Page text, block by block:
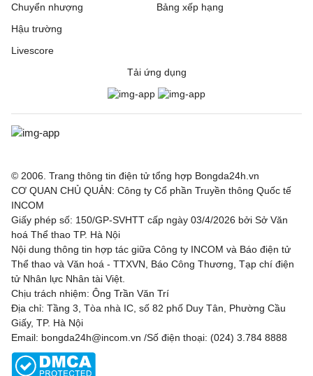
Chuyển nhượng
Hậu trường
Livescore
Bảng xếp hạng
Tải ứng dụng
© 2006. Trang thông tin điện tử tổng hợp Bongda24h.vn
CƠ QUAN CHỦ QUẢN: Công ty Cổ phần Truyền thông Quốc tế
INCOM
Giấy phép số: 150/GP-SVHTT cấp ngày 03/4/2026 bởi Sở Văn
hoá Thể thao TP. Hà Nội
Nội dung thông tin hợp tác giữa Công ty INCOM và Báo điện tử
Thể thao và Văn hoá - TTXVN, Báo Công Thương, Tạp chí điện
tử Nhân lực Nhân tài Việt.
Chịu trách nhiệm: Ông Trần Văn Trí
Địa chỉ: Tầng 3, Tòa nhà IC, số 82 phố Duy Tân, Phường Cầu
Giấy, TP. Hà Nội
Email: bongda24h@incom.vn /Số điện thoại: (024) 3.784 8888